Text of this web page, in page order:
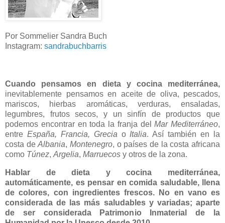
Por Sommelier Sandra Buch
Instagram: sandrabuchbarris
Cuando pensamos en dieta y cocina mediterránea,
inevitablemente pensamos en aceite de oliva, pescados,
mariscos, hierbas aromáticas, verduras, ensaladas,
legumbres, frutos secos, y un sinfín de productos que
podemos encontrar en toda la franja delMar Mediterráneo,
entre España, Francia, GreciaoItalia. Así también en la
costa deAlbania,Montenegro, o países de la costa africana
como Túnez,Argelia, Marruecos y otros de la zona.
Hablar de dieta y cocina mediterránea,
automáticamente, es pensar en comida saludable, llena
de colores, con ingredientes frescos. No en vano es
considerada de las más saludables y variadas; aparte
de ser considerada Patrimonio Inmaterial de la